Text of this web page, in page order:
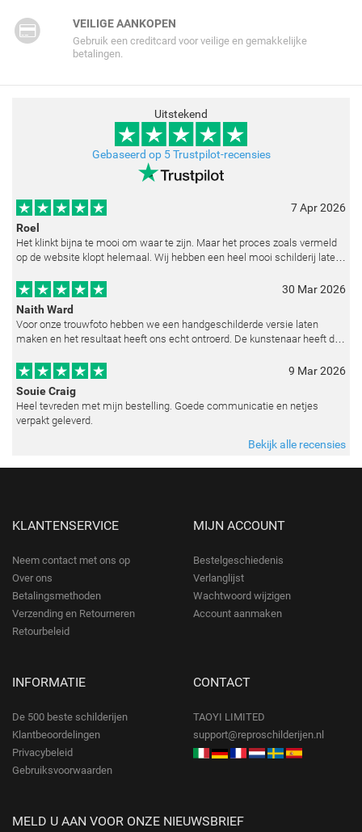
VEILIGE AANKOPEN
Gebruik een creditcard voor veilige en gemakkelijke
betalingen.
Uitstekend
Gebaseerd op 5 Trustpilot-recensies
7 Apr 2026
Roel
Het klinkt bijna te mooi om waar te zijn. Maar het proces zoals vermeld
op de website klopt helemaal. Wij hebben een heel mooi schilderij laten
30 Mar 2026
Naith Ward
Voor onze trouwfoto hebben we een handgeschilderde versie laten
maken en het resultaat heeft ons echt ontroerd. De kunstenaar heeft de
9 Mar 2026
Souie Craig
Heel tevreden met mijn bestelling. Goede communicatie en netjes
verpakt geleverd.
Bekijk alle recensies
KLANTENSERVICE
Neem contact met ons op
Over ons
Betalingsmethoden
Verzending en Retourneren
Retourbeleid
MIJN ACCOUNT
Bestelgeschiedenis
Verlanglijst
Wachtwoord wijzigen
Account aanmaken
INFORMATIE
De 500 beste schilderijen
Klantbeoordelingen
Privacybeleid
Gebruiksvoorwaarden
CONTACT
TAOYI LIMITED
support@reproschilderijen.nl
MELD U AAN VOOR ONZE NIEUWSBRIEF